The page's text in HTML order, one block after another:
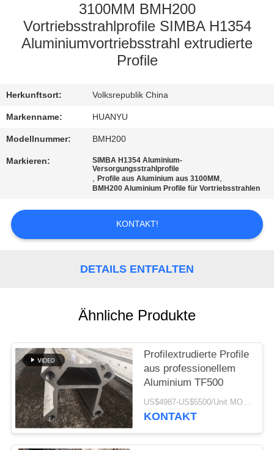
QUALITÄTSKONTROLLE
MIT
UNS
IN
VERBINDUNG
FORDERN
DATENSCHUTZRICHTLINIE
3100MM BMH200
Vortriebsstrahlprofile SIMBA H1354
Aluminiumvortriebsstrahl extrudierte
Profile
Herkunftsort: Volksrepublik China
Markenname: HUANYU
Modellnummer: BMH200
Markieren:
SIMBA H1354 Aluminium-
Versorgungsstrahlprofile
,Profile aus Aluminium aus 3100MM ,
BMH200 Aluminium Profile für Vortriebsstrahlen
KONTAKT!
DETAILS ENTFALTEN
Ähnliche Produkte
Profilextrudierte Profile
aus professionellem
Aluminium TF500
US$4987-US$5500/Unit MOQ:5 Einheiten
KONTAKT